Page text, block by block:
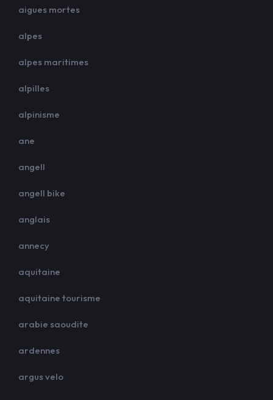
aigues mortes
alpes
alpes maritimes
alpilles
alpinisme
ane
angell
angell bike
anglais
annecy
aquitaine
aquitaine tourisme
arabie saoudite
ardennes
argus velo